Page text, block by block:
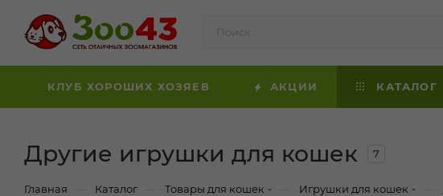
КЛУБ ХОРОШИХ ХОЗЯЕВ АКЦИИ КАТАЛОГ
Другие игрушки для кошек 7
Главная Каталог Товары для кошек Игрушки для кошек